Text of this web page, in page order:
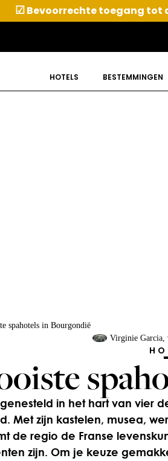
☑Bevoorrechte toegang tot
HOTELS BESTEMMINGEN
spahotels in Bourgondië
Virginie Garcia,
in het hart van vier
Met zijn kastelen, musea,
de regio de Franse
zijn. Om je keuze